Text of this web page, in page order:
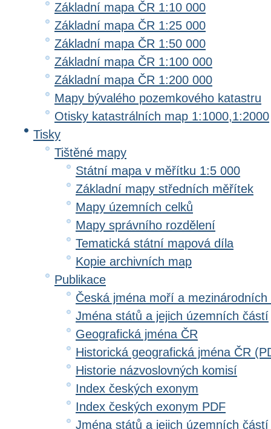
Základní mapa ČR 1:10 000
Základní mapa ČR 1:25 000
Základní mapa ČR 1:50 000
Základní mapa ČR 1:100 000
Základní mapa ČR 1:200 000
Mapy bývalého pozemkového katastru
Otisky katastrálních map 1:1000,1:2000
Tisky
Tištěné mapy
Státní mapa v měřítku 1:5 000
Základní mapy středních měřítek
Mapy územních celků
Mapy správního rozdělení
Tematická státní mapová díla
Kopie archivních map
Publikace
Česká jména moří a
Jména států a jejich územních částí
Geografická jména ČR
Historická geografická jména ČR
Historie názvoslovných komisí
Index českých exonym
Index českých exonym PDF
Jména států a jejich územních